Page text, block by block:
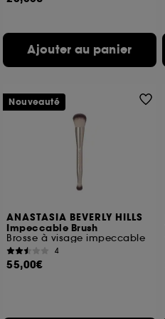
Ajouter au panier
ANASTASIA BEVERLY HILLS
Impeccable Brush
Brosse à visage impeccable
4
55,00€
Nouveauté